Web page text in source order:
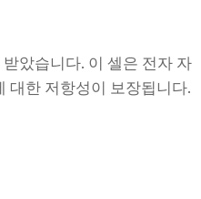
았습니다. 이 셀은 전자 자
대한 저항성이 보장됩니다.